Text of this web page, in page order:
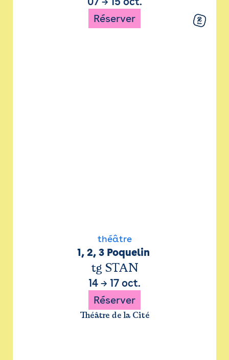
Réserver
théâtre
1, 2, 3 Poquelin
tg STAN
14 → 17 oct.
Réserver
Théâtre de la Cité